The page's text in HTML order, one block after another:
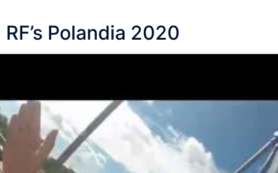
Polandia 2020